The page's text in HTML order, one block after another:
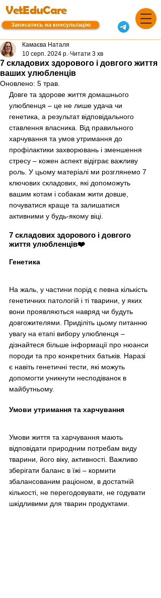
VetEduCare
Записатись на консультацію
7 складових здорового і довгого життя
ваших улюбленців
Камаєва Наталя
10 серп. 2024 р. Читати 3 хв
Оновлено: 5 трав.
Довге та здорове життя домашнього
улюбленця – це не лише удача чи
генетика, а результат відповідального
ставлення власника. Від правильного
харчування та умов утримання до
профілактики захворювань і зменшення
стресу – кожен аспект відіграє важливу
роль. У цьому матеріалі ми розглянемо 7
ключових складових, які допоможуть
вашим котам і собакам жити довше,
почуватися краще та залишатися
активними у будь-якому віці.
7 складових здорового і довгого
життя улюбленців❤️
Генетика
На жаль, у частини порід є певна кількість
генетичних патологій і ті тварини, у яких
вони проявляються навряд чи будуть
довгожителями. Приділіть цьому питанню
увагу на етапі вибору улюбленця –
дізнайтеся більше інформації про нюанси
породи та про конкретних батьків. Наразі
є навіть генетичні тести, які можуть
допомогти уникнути несподіванок в
майбутньому.
Умови утримання та харчування
Умови життя та харчування мають
відповідати природним потребам виду
тварини, його віку, активності. Важливо
зберігати баланс в їжі – кормити
збалансованим раціоном, в достатній
кількості, не перегодовувати, не годувати
шкідливими для тварин продуктами.